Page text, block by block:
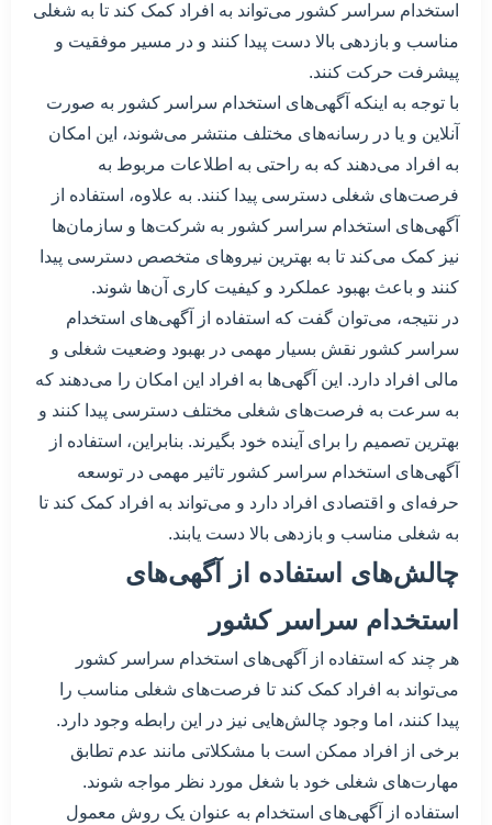
استخدام سراسر کشور می‌تواند به افراد کمک کند تا به شغلی
مناسب و بازدهی بالا دست پیدا کنند و در مسیر موفقیت و
پیشرفت حرکت کنند.
با توجه به اینکه آگهی‌های استخدام سراسر کشور به صورت
آنلاین و یا در رسانه‌های مختلف منتشر می‌شوند، این امکان
به افراد می‌دهند که به راحتی به اطلاعات مربوط به
فرصت‌های شغلی دسترسی پیدا کنند. به علاوه، استفاده از
آگهی‌های استخدام سراسر کشور به شرکت‌ها و سازمان‌ها
نیز کمک می‌کند تا به بهترین نیروهای متخصص دسترسی پیدا
کنند و باعث بهبود عملکرد و کیفیت کاری آن‌ها شوند.
در نتیجه، می‌توان گفت که استفاده از آگهی‌های استخدام
سراسر کشور نقش بسیار مهمی در بهبود وضعیت شغلی و
مالی افراد دارد. این آگهی‌ها به افراد این امکان را می‌دهند که
به سرعت به فرصت‌های شغلی مختلف دسترسی پیدا کنند و
بهترین تصمیم را برای آینده خود بگیرند. بنابراین، استفاده از
آگهی‌های استخدام سراسر کشور تاثیر مهمی در توسعه
حرفه‌ای و اقتصادی افراد دارد و می‌تواند به افراد کمک کند تا
به شغلی مناسب و بازدهی بالا دست یابند.
چالش‌های استفاده از آگهی‌های
استخدام سراسر کشور
هر چند که استفاده از آگهی‌های استخدام سراسر کشور
می‌تواند به افراد کمک کند تا فرصت‌های شغلی مناسب را
پیدا کنند، اما وجود چالش‌هایی نیز در این رابطه وجود دارد.
برخی از افراد ممکن است با مشکلاتی مانند عدم تطابق
مهارت‌های شغلی خود با شغل مورد نظر مواجه شوند.
استفاده از آگهی‌های استخدام به عنوان یک روش معمول